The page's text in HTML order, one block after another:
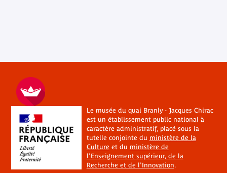
Le musée du quai Branly - Jacques Chirac
est un établissement public national à
caractère administratif, placé sous la
tutelle conjointe du ministère de la
Cultureet du ministère de
l'Enseignement supérieur, de la
Recherche et de l'Innovation.